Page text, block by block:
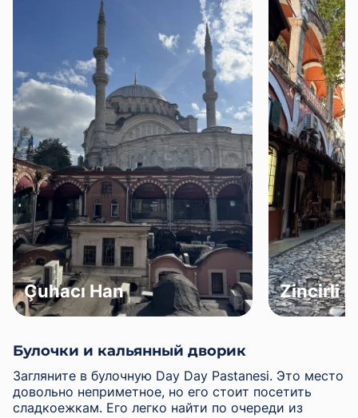
Çuhacı Han Zincirli
Булочки и кальянный дворик
Загляните в булочную Day Day Pastanesi. Это место
довольно неприметное, но его стоит посетить
сладкоежкам. Его легко найти по очереди из